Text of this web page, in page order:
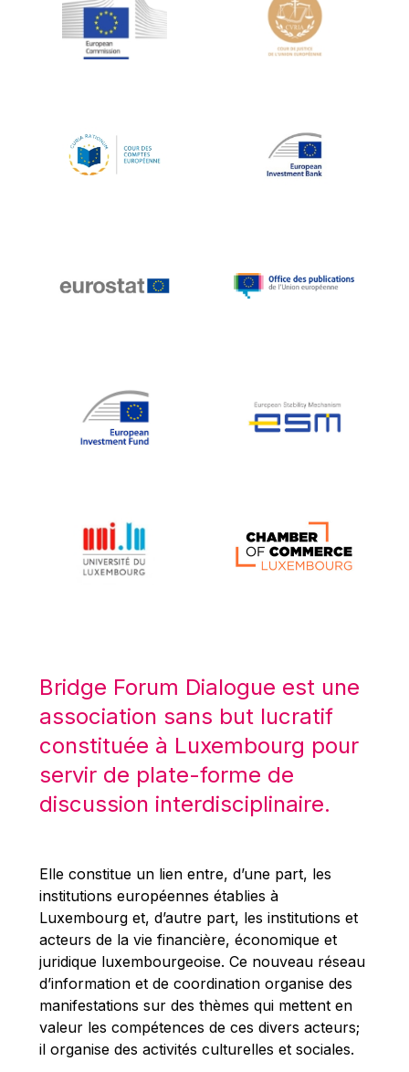
Jean-Louis Schiltz
Jean-Victor Louis
Johnny Åkerholm
Katharien L.C. Hunt
Klaus-Heiner Lehne
Koen LENAERTS
Lars Heikensten
Lucas Papademos
Máire Geoghegan-Quinn
Mario Centeno
Mario Monti
Maroš ŠEFČOVIČ
Martin Bailey
Martine Reicherts
Michael Sohlman
Michel Goedert
Mireille Delmas-Marty
Nobuo Tanaka
Otmar Issing
Paolo Mengozzi
Paschal Donohoe
Bridge Forum Dialogue est une
association sans but lucratif
constituée à Luxembourg pour
servir de plate-forme de
discussion interdisciplinaire.
Elle constitue un lien entre, d’une part, les
institutions européennes établies à
Luxembourg et, d’autre part, les institutions et
acteurs de la vie financière, économique et
juridique luxembourgeoise. Ce nouveau réseau
d’information et de coordination organise des
manifestations sur des thèmes qui mettent en
valeur les compétences de ces divers acteurs;
il organise des activités culturelles et sociales.